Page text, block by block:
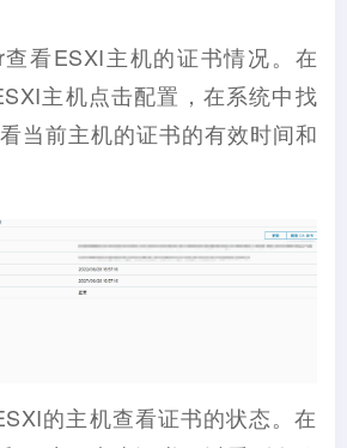
看ESXI主机的证书情况。在
主机点击配置，在系统中找
当前主机的证书的有效时间和
的主机查看证书的状态。在